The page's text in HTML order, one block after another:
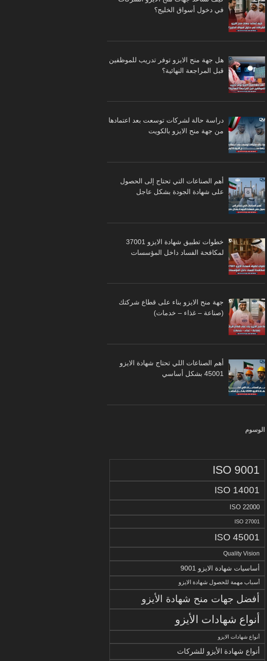
في دخول أسواق الخليج؟
هل جهة منح الايزو توفر تدريب للموظفين
قبل المراجعة النهائية؟
دراسة حالة لشركات توسعت بعد اعتمادها
من جهة منح الايزو بالكويت
أهم الصناعات التي تحتاج إلى الحصول
على شهادة الجودة بشكل عاجل
خطوات تطبيق شهادة الايزو 37001
لمكافحة الفساد داخل المؤسسات
جهة منح الايزو بناء على قطاع شركتك
(صناعة – غذاء – خدمات)
أهم الصناعات اللي تحتاج شهادة الايزو
45001 بشكل أساسي
الوسوم
ISO 9001
ISO 14001
ISO 22000
ISO 27001
ISO 45001
Quality Vision
أساسيات شهادة الايزو 9001
أسباب مهمة للحصول شهادة الايزو
أفضل جهات منح شهادة الأيزو
أنواع شهادات الأيزو
أنواع شهادات الايزو
أنواع شهادة الأيزو للشركات